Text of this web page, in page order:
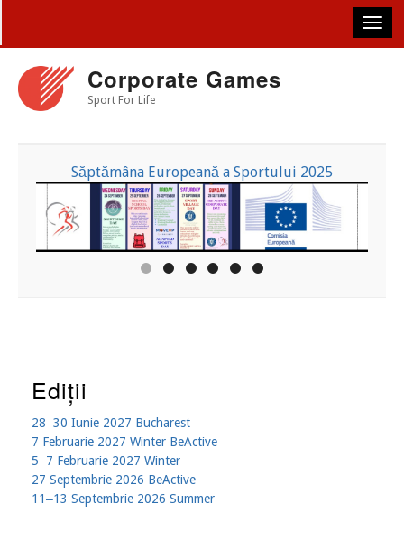
main
content
Corporate Games
Sport For Life
Săptămâna Europeană a Sportului 2025
Ediții
28‒30 Iunie 2027 Bucharest
7 Februarie 2027 Winter BeActive
5‒7 Februarie 2027 Winter
27 Septembrie 2026 BeActive
11‒13 Septembrie 2026 Summer